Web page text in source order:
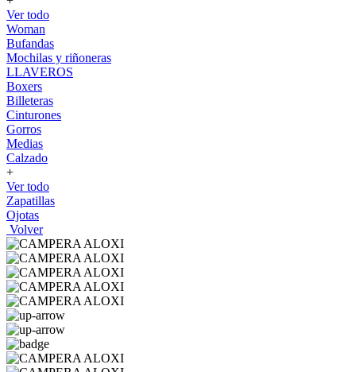
Ver todo
Woman
Bufandas
Mochilas y riñoneras
LLAVEROS
Boxers
Billeteras
Cinturones
Gorros
Medias
Calzado
+
Ver todo
Zapatillas
Ojotas
Volver